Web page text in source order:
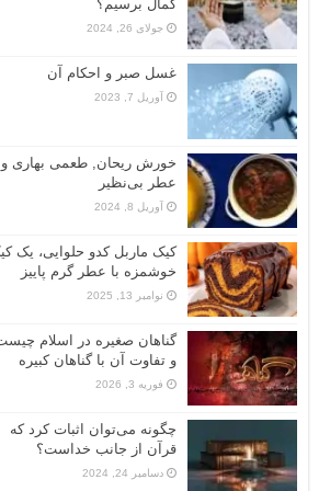
کمال برسیم؟
جولای 26, 2024
غسل صبر و احکام آن
آوریل 7, 2023
خورش ریحان, طعمی بهاری و
عطر بی‌نظیر
آوریل 8, 2024
کیک ماربل کدو حلوایی، یک
خوشمزه با عطر گرم پاییز
نوامبر 13, 2025
گناهان صغیره در اسلام
و تفاوت آن با گناهان کبیره
فوریه 3, 2026
چگونه می‌توان اثبات کرد که
قرآن از جانب خداست؟
دسامبر 24, 2024